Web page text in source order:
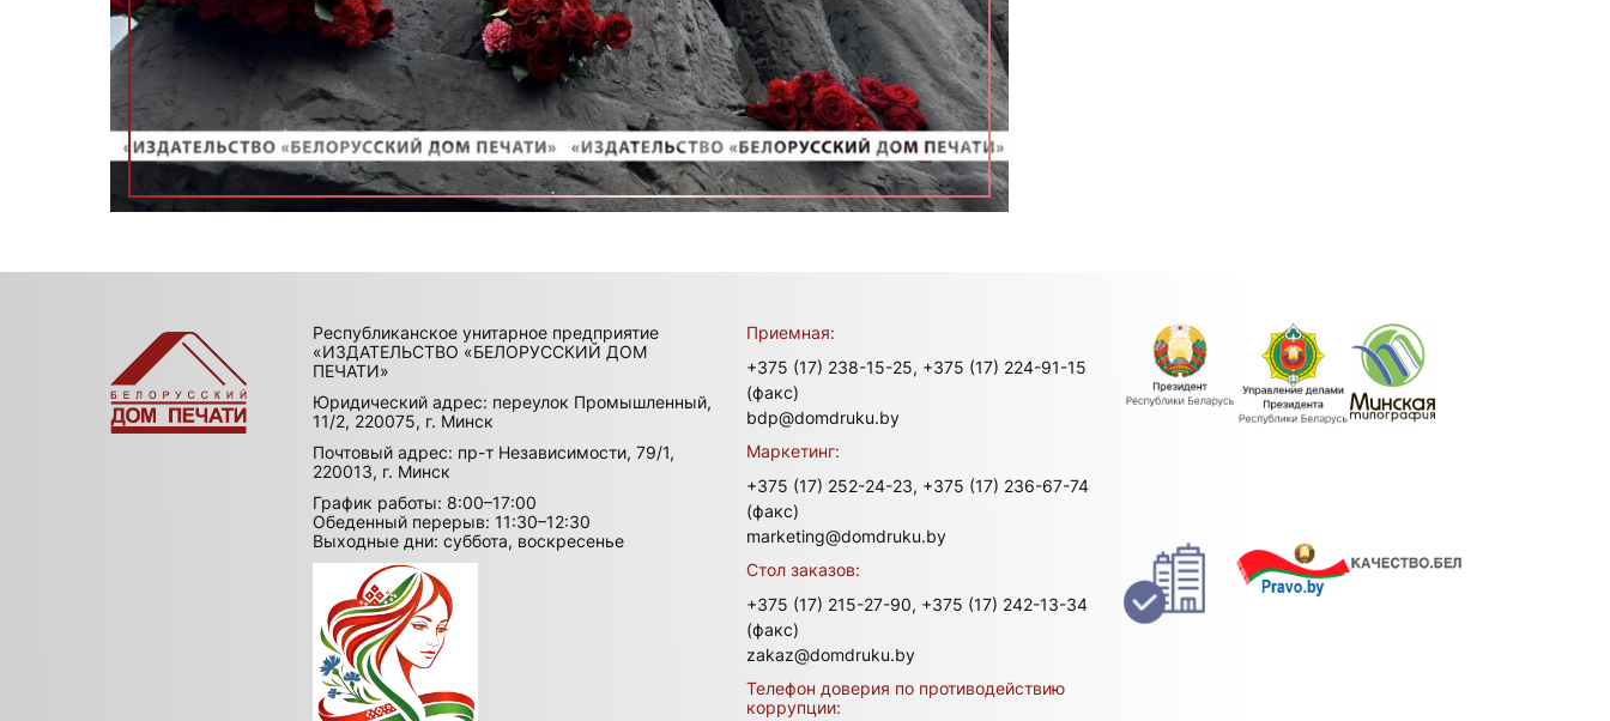
Республиканское унитарное предприятие
«ИЗДАТЕЛЬСТВО «БЕЛОРУССКИЙ ДОМ
ПЕЧАТИ»
Юридический адрес: переулок Промышленный,
11/2, 220075, г. Минск
Почтовый адрес: пр-т Независимости, 79/1,
220013, г. Минск
График работы: 8:00–17:00
Обеденный перерыв: 11:30–12:30
Выходные дни: суббота, воскресенье
Приемная:
+375 (17) 238-15-25, +375 (17) 224-91-15
(факс)
bdp@domdruku.by
Маркетинг:
+375 (17) 252-24-23, +375 (17) 236-67-74
(факс)
marketing@domdruku.by
Стол заказов:
+375 (17) 215-27-90, +375 (17) 242-13-34
(факс)
zakaz@domdruku.by
Телефон доверия по противодействию
коррупции: